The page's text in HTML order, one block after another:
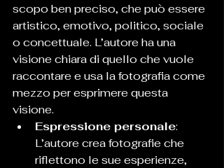
scopo ben preciso, che può essere
artistico, emotivo, politico, sociale
o concettuale. L’autore ha una
visione chiara di quello che vuole
raccontare e usa la fotografia come
mezzo per esprimere questa
visione.
Espressione personale:
L’autore crea fotografie che
riflettono le sue esperienze,